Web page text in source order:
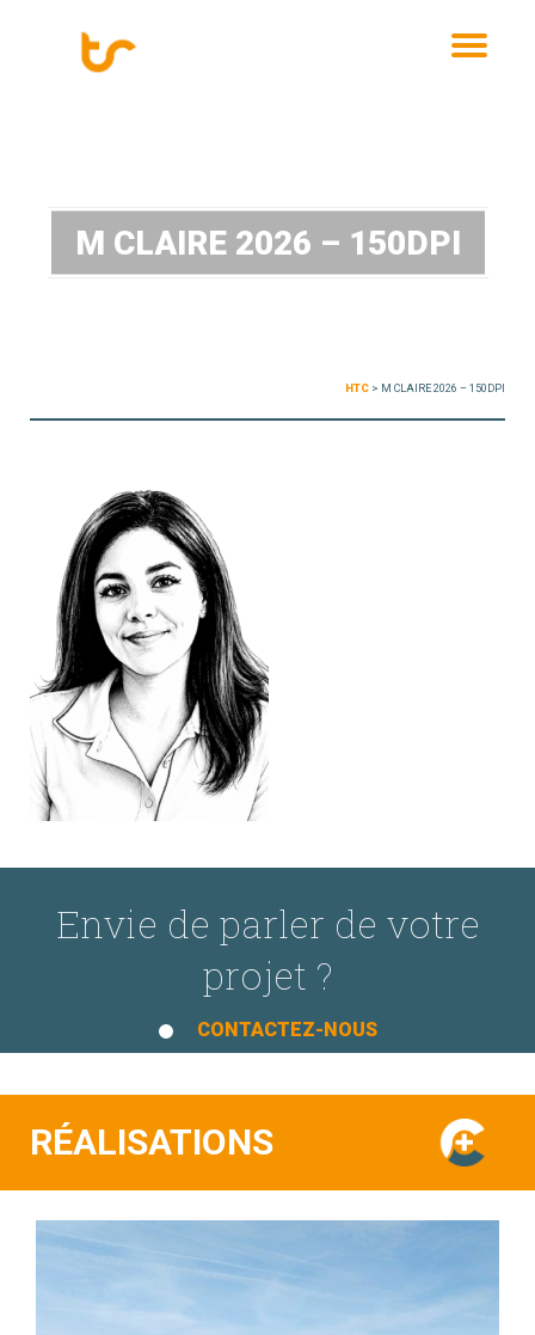
M CLAIRE 2026 – 150DPI
HTC > M CLAIRE 2026 – 150DPI
Envie de parler de votre
projet ?
CONTACTEZ-NOUS
RÉALISATIONS